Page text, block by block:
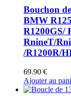
Bouchon
BMW
R1200GS/
RnineT/
/R1200R/
69.90 €
Ajouter au